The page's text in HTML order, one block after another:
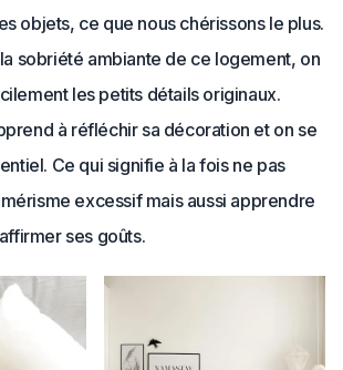
objets, ce que nous chérissons le plus.
sobriété ambiante de ce logement, on
les petits détails originaux.
à réfléchir sa décoration et on se
Ce qui signifie à la fois ne pas
excessif mais aussi apprendre
ses goûts.